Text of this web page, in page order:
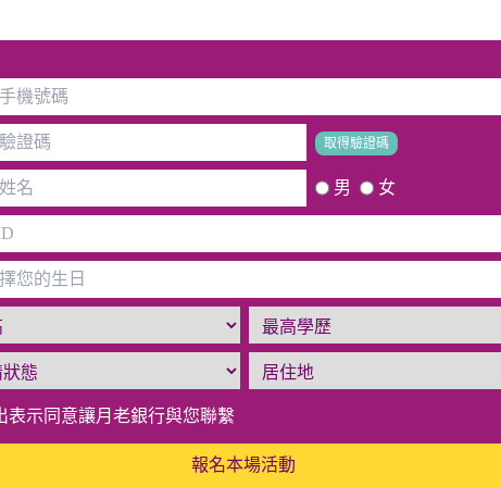
取得驗證碼
男 女
表示同意讓月老銀行與您聯繫
報名本場活動